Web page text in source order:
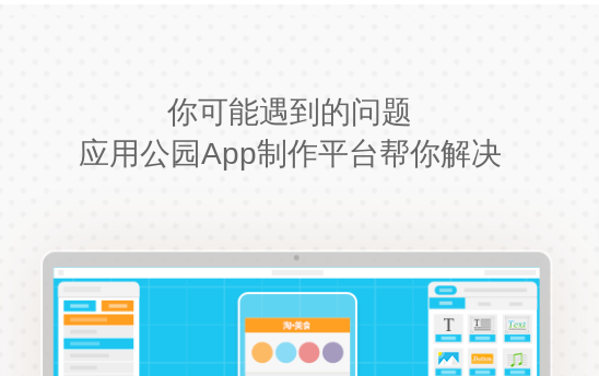
你可能遇到的问题
应用公园App制作平台帮你解决